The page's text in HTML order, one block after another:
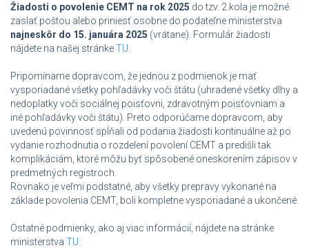
Žiadosti o povolenie CEMT na rok 2025 do tzv. 2.kola je možné
zaslať poštou alebo priniesť osobne do podateľne ministerstva
najneskôr do 15. januára 2025 (vrátane). Formulár žiadosti
nájdete na našej stránkeTU
Pripomíname dopravcom, že jednou z podmienok je mať
vysporiadané všetky pohľadávky voči štátu (uhradené všetky dlhy a
nedoplatky voči sociálnej poisťovni, zdravotným poisťovniam a
iné pohľadávky voči štátu). Preto odporúčame dopravcom, aby
uvedenú povinnosť spĺňali od podania žiadosti kontinuálne až po
vydanie rozhodnutia o rozdelení povolení CEMT a predišli tak
komplikáciám, ktoré môžu byť spôsobené oneskorením zápisov v
predmetných registroch.
Rovnako je veľmi podstatné, aby všetky prepravy vykonané na
základe povolenia CEMT, boli kompletne vysporiadané a ukončené.
Ostatné podmienky, ako aj viac informácií, nájdete na stránke
ministerstva TU